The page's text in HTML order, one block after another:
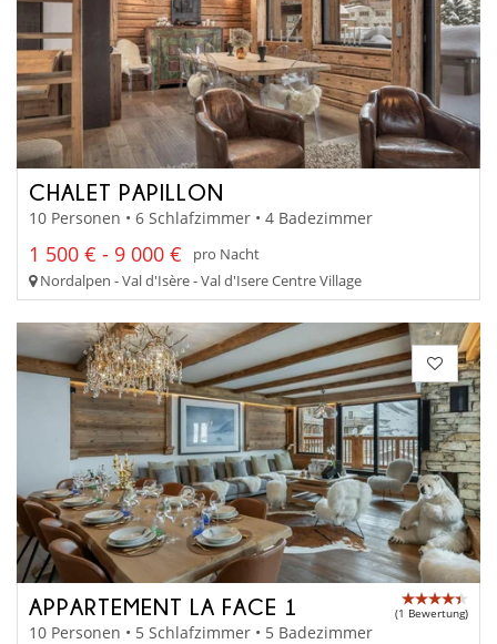
CHALET PAPILLON
10 Personen • 6 Schlafzimmer • 4 Badezimmer
1 500 € - 9 000 €
pro Nacht
Nordalpen - Val d'Isère - Val d'Isere Centre Village
APPARTEMENT LA FACE 1 (1 Bewertung)
10 Personen • 5 Schlafzimmer • 5 Badezimmer